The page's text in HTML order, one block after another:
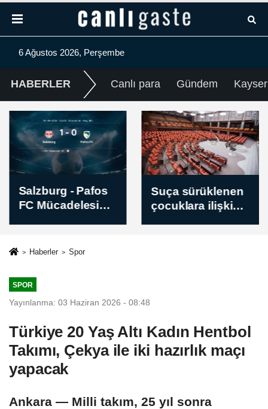
6 Ağustos 2026, Perşembe
HABERLER Canlı para Gündem
Salzburg - Pafos
FC Mücadelesi
Suça sürüklenen
çocuklara ilişkin
Haberler Spor
SPOR
Yayınlanma: 03 Haziran 2026 - 08:48
Türkiye 20 Yaş Altı Kadın Hentbol
Takımı, Çekya ile iki hazırlık maçı
yapacak
Ankara — Milli takım, 25 yıl sonra